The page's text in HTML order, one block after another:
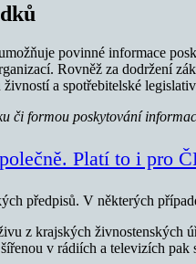
povinné informace
Rovněž za dodržení
a spotřebitelské
či formou poskytování
Platí to i pro
předpisů. V některých
z krajských
v rádiích a televizích pak